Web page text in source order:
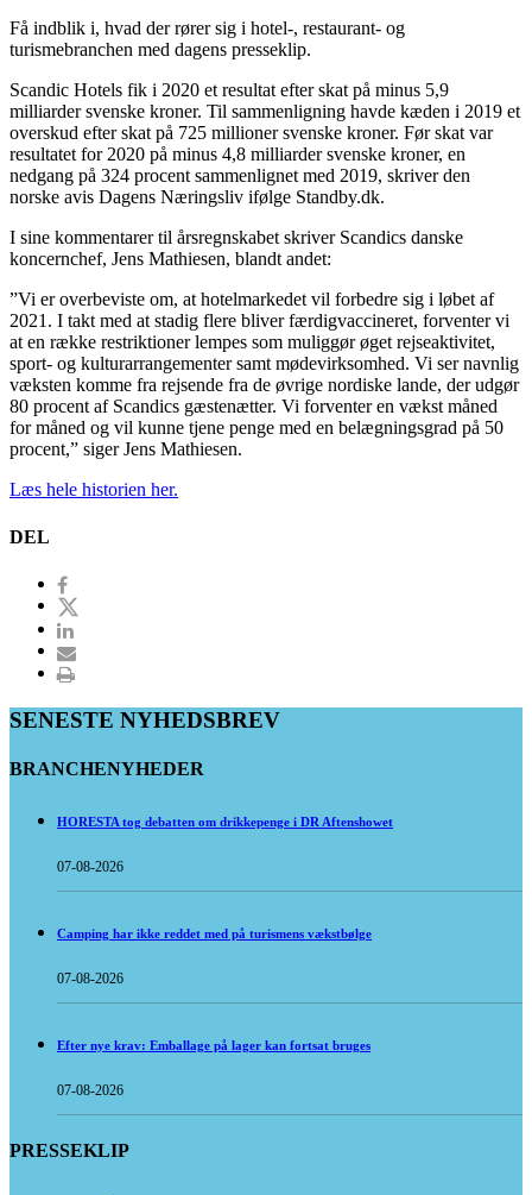
Få indblik i, hvad der rører sig i hotel-, restaurant- og
turismebranchen med dagens presseklip.
Scandic Hotels fik i 2020 et resultat efter skat på minus 5,9
milliarder svenske kroner. Til sammenligning havde kæden i 2019 et
overskud efter skat på 725 millioner svenske kroner. Før skat var
resultatet for 2020 på minus 4,8 milliarder svenske kroner, en
nedgang på 324 procent sammenlignet med 2019, skriver den
norske avis Dagens Næringsliv ifølge Standby.dk.
I sine kommentarer til årsregnskabet skriver Scandics danske
koncernchef, Jens Mathiesen, blandt andet:
”Vi er overbeviste om, at hotelmarkedet vil forbedre sig i løbet af
2021. I takt med at stadig flere bliver færdigvaccineret, forventer vi
at en række restriktioner lempes som muliggør øget rejseaktivitet,
sport- og kulturarrangementer samt mødevirksomhed. Vi ser navnlig
væksten komme fra rejsende fra de øvrige nordiske lande, der udgør
80 procent af Scandics gæstenætter. Vi forventer en vækst måned
for måned og vil kunne tjene penge med en belægningsgrad på 50
procent,” siger Jens Mathiesen.
Læs hele historien her.
DEL
SENESTE NYHEDSBREV
BRANCHENYHEDER
HORESTA tog debatten om drikkepenge i DR Aftenshowet
07-08-2026
Camping har ikke reddet med på turismens vækstbølge
07-08-2026
Efter nye krav: Emballage på lager kan fortsat bruges
07-08-2026
PRESSEKLIP